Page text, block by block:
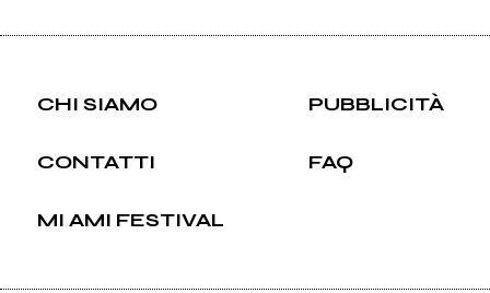
CHI SIAMO PUBBLICITÀ
CONTATTI FAQ
MI AMI FESTIVAL